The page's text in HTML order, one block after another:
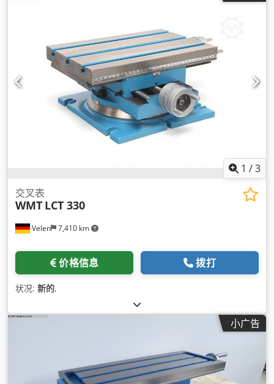
1 /3
Velen 7,410 km
交叉表
WMT LCT 330
价格信息 拨打
状况: 新的,
小广告